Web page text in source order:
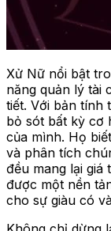
Xử Nữ nổi bật
năng quản lý tài
tiết. Với bản tính
bỏ sót bất kỳ cơ
của mình. Họ
và phân tích
đều mang lại giá
được một nền
cho sự giàu có